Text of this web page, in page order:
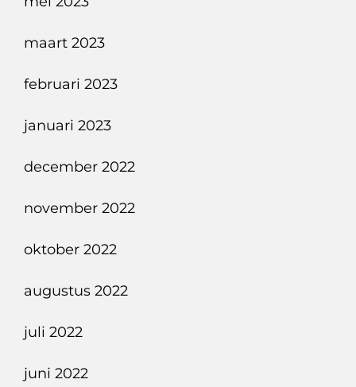
maart 2023
februari 2023
januari 2023
december 2022
november 2022
oktober 2022
augustus 2022
juli 2022
juni 2022